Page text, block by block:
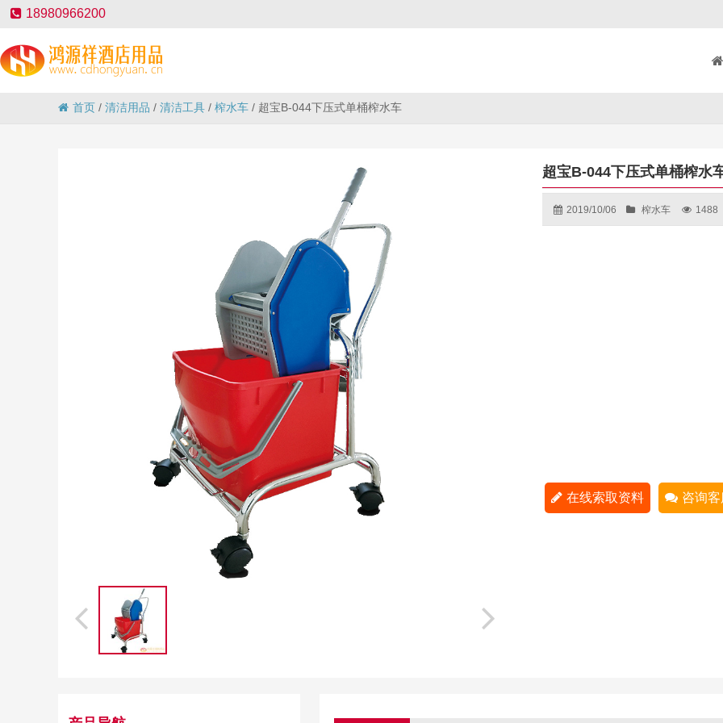
18980966200
首页 / 清洁用品 / 清洁工具 / 榨水车 / 超宝B-044下压式单桶榨水车
超宝B-044下压式单桶榨水
2019/10/06 榨水车 1488
在线索取资料 咨询